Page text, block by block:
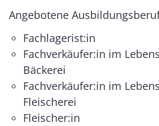
Angebotene
Fachlagerist:in
Fachverkäufer:in im
Bäckerei
Fachverkäufer:in im
Fleischerei
Fleischer:in